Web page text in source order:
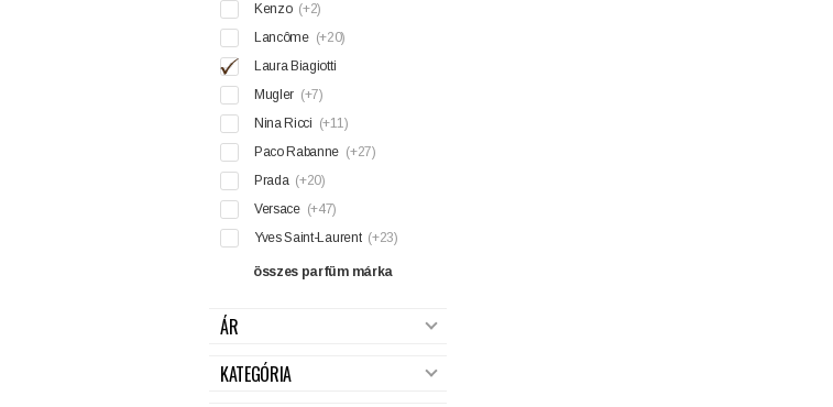
Kenzo (+2)
Lancôme (+20)
Laura Biagiotti
Mugler (+7)
Nina Ricci (+11)
Paco Rabanne (+27)
Prada (+20)
Versace (+47)
Yves Saint-Laurent (+23)
összes parfüm márka
ÁR
KATEGÓRIA